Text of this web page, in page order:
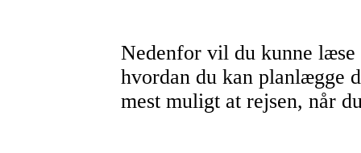
Nedenfor vil du kunne læse
hvordan du kan planlægge
mest muligt at rejsen, når